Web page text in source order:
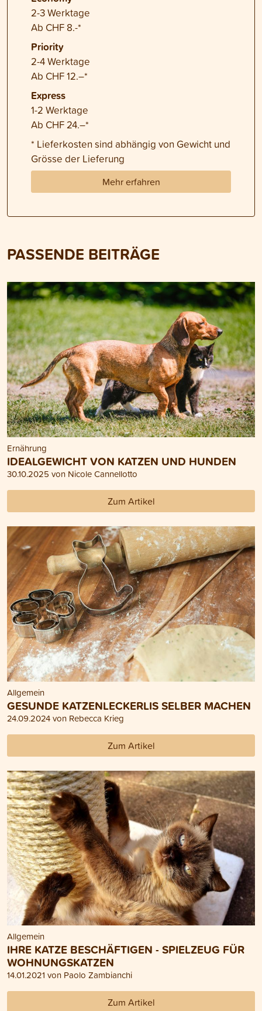
2-3 Werktage
Ab CHF 8.-*
Priority
2-4 Werktage
Ab CHF 12.–*
Express
1-2 Werktage
Ab CHF 24.–*
* Lieferkosten sind abhängig von Gewicht und
Grösse der Lieferung
Mehr erfahren
PASSENDE BEITRÄGE
Ernährung
IDEALGEWICHT VON KATZEN UND HUNDEN
30.10.2025 von Nicole Cannellotto
Zum Artikel
Allgemein
GESUNDE KATZENLECKERLIS SELBER MACHEN
24.09.2024 von Rebecca Krieg
Zum Artikel
Allgemein
IHRE KATZE BESCHÄFTIGEN - SPIELZEUG FÜR
WOHNUNGSKATZEN
14.01.2021 von Paolo Zambianchi
Zum Artikel